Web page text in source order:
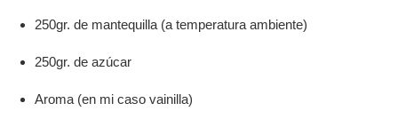
250gr. de mantequilla (a temperatura ambiente)
250gr. de azúcar
Aroma (en mi caso vainilla)